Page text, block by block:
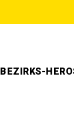
BEZIRKS-